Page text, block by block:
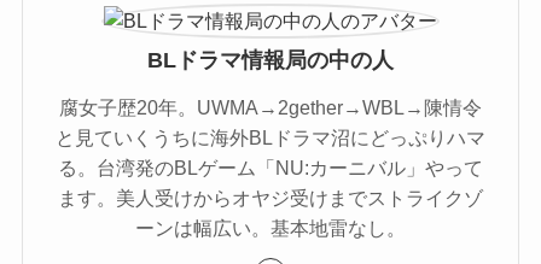
BLドラマ情報局の中の人
腐女子歴20年。UWMA→2gether→WBL→陳情令
と見ていくうちに海外BLドラマ沼にどっぷりハマ
る。台湾発のBLゲーム「NU:カーニバル」やって
ます。美人受けからオヤジ受けまでストライクゾ
ーンは幅広い。基本地雷なし。